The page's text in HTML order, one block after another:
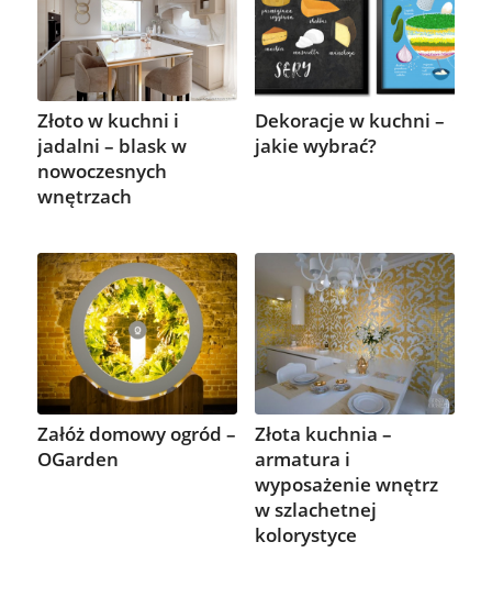
Złoto w kuchni i
jadalni – blask w
nowoczesnych
wnętrzach
Dekoracje w kuchni –
jakie wybrać?
Załóż domowy ogród –
OGarden
Złota kuchnia –
armatura i
wyposażenie wnętrz
w szlachetnej
kolorystyce